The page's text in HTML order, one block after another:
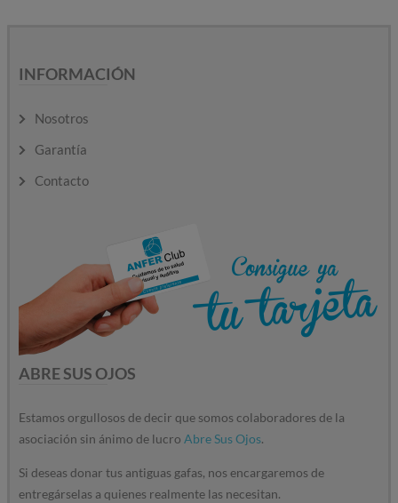
INFORMACIÓN
Nosotros
Garantía
Contacto
ABRE SUS OJOS
Estamos orgullosos de decir que somos colaboradores de la
asociación sin ánimo de lucro Abre Sus Ojos.
Si deseas donar tus antiguas gafas, nos encargaremos de
entregárselas a quienes realmente las necesitan.